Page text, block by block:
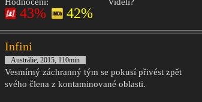
43% 42%
Infini
Austrálie, 2015, 110min
Vesmírný záchranný tým se pokusí přivést zpět
svého člena z kontaminované oblasti.